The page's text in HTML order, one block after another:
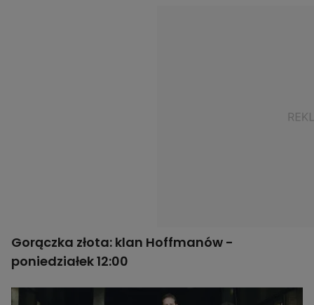
Gorączka złota: klan Hoffmanów -
poniedziałek 12:00